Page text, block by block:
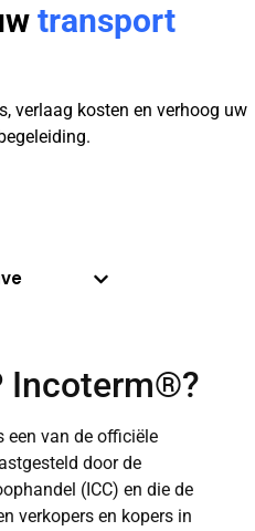
transport
verlaag kosten en verhoog uw
Incoterm®?
een van de officiële
door de
(ICC) en die de
verkopers en kopers in